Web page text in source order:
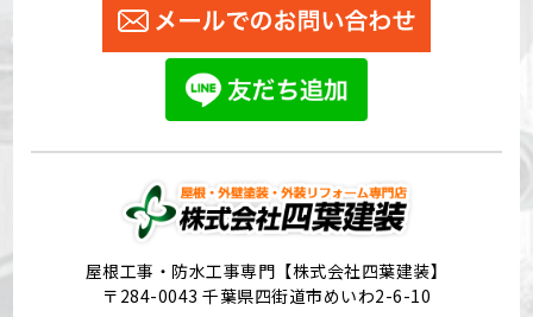
屋根工事・防水工事専門【株式会社四葉建装】
〒284-0043 千葉県四街道市めいわ2-6-10